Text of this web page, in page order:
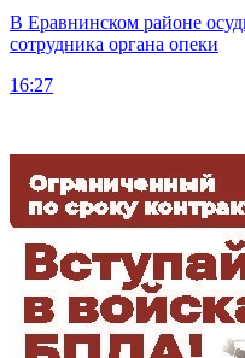
В Еравнинском районе
сотрудника органа опеки
16:27